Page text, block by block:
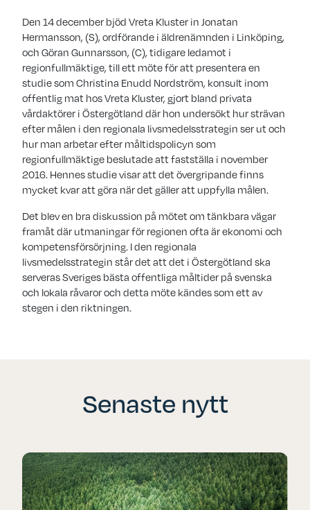
Den 14 december bjöd Vreta Kluster in Jonatan
Hermansson, (S), ordförande i äldrenämnden i Linköping,
och Göran Gunnarsson, (C), tidigare ledamot i
regionfullmäktige, till ett möte för att presentera en
studie som Christina Enudd Nordström, konsult inom
offentlig mat hos Vreta Kluster, gjort bland privata
vårdaktörer i Östergötland där hon undersökt hur strävan
efter målen i den regionala livsmedelsstrategin ser ut och
hur man arbetar efter måltidspolicyn som
regionfullmäktige beslutade att fastställa i november
2016. Hennes studie visar att det övergripande finns
mycket kvar att göra när det gäller att uppfylla målen.
Det blev en bra diskussion på mötet om tänkbara vägar
framåt där utmaningar för regionen ofta är ekonomi och
kompetensförsörjning. I den regionala
livsmedelsstrategin står det att det i Östergötland ska
serveras Sveriges bästa offentliga måltider på svenska
och lokala råvaror och detta möte kändes som ett av
stegen i den riktningen.
Senaste nytt